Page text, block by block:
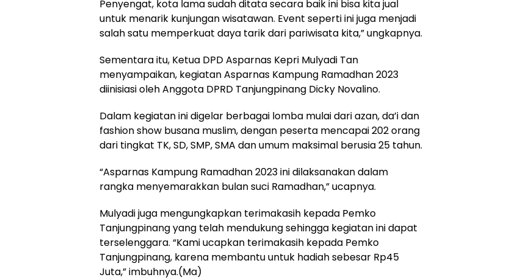
Penyengat, kota lama sudah ditata secara baik ini bisa kita jual
untuk menarik kunjungan wisatawan. Event seperti ini juga menjadi
salah satu memperkuat daya tarik dari pariwisata kita,” ungkapnya.
Sementara itu, Ketua DPD Asparnas Kepri Mulyadi Tan
menyampaikan, kegiatan Asparnas Kampung Ramadhan 2023
diinisiasi oleh Anggota DPRD Tanjungpinang Dicky Novalino.
Dalam kegiatan ini digelar berbagai lomba mulai dari azan, da’i dan
fashion show busana muslim, dengan peserta mencapai 202 orang
dari tingkat TK, SD, SMP, SMA dan umum maksimal berusia 25 tahun.
“Asparnas Kampung Ramadhan 2023 ini dilaksanakan dalam
rangka menyemarakkan bulan suci Ramadhan,” ucapnya.
Mulyadi juga mengungkapkan terimakasih kepada Pemko
Tanjungpinang yang telah mendukung sehingga kegiatan ini dapat
terselenggara. “Kami ucapkan terimakasih kepada Pemko
Tanjungpinang, karena membantu untuk hadiah sebesar Rp45
Juta,” imbuhnya.(Ma)